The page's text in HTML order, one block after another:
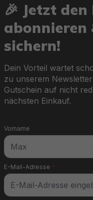
🎉 Jetzt
abonnieren
sichern!
Dein Vorteil wartet
zu unserem
Gutschein auf nicht
nächsten Einkauf.
E-Mail-Adresse *
Vorname